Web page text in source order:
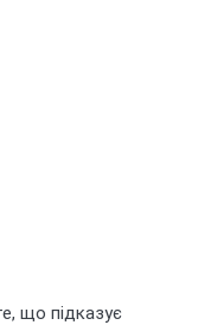
що підказує